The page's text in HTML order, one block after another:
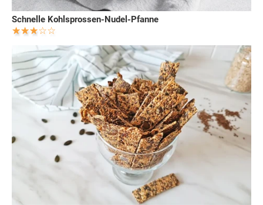
Schnelle Kohlsprossen-Nudel-Pfanne